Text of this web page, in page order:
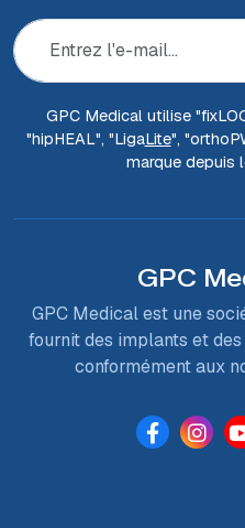
GPC Medical utilise "fix
"hipHEAL", "LigaLite", "ortho
marque depuis
GPC
GPC Medical est une
fournit des implants et
conformément aux